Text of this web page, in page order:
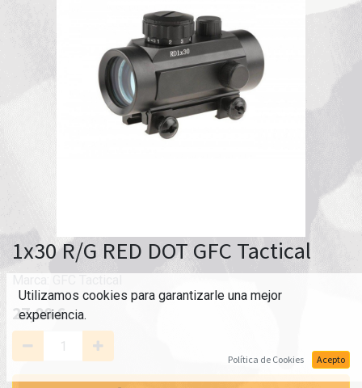
1x30 R/G RED DOT GFC Tactical
27,00€
Utilizamos cookies para garantizarle una mejor
experiencia.
Política de Cookies Acepto